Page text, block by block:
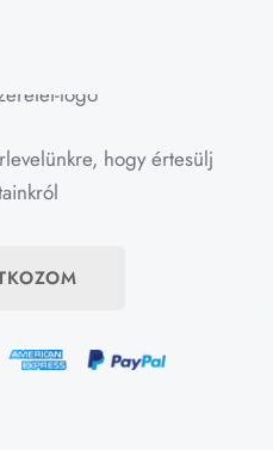
hogy értesülj